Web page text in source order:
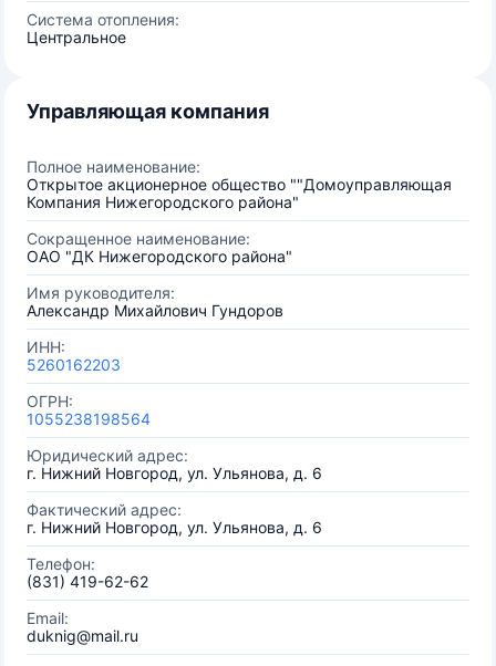
Система отопления:
Центральное
Управляющая компания
Полное наименование:
Открытое акционерное общество ""Домоуправляющая
Компания Нижегородского района"
Сокращенное наименование:
ОАО "ДК Нижегородского района"
Имя руководителя:
Александр Михайлович Гундоров
ИНН:
5260162203
ОГРН:
1055238198564
Юридический адрес:
г. Нижний Новгород, ул. Ульянова, д. 6
Фактический адрес:
г. Нижний Новгород, ул. Ульянова, д. 6
Телефон:
(831) 419-62-62
Email:
duknig@mail.ru